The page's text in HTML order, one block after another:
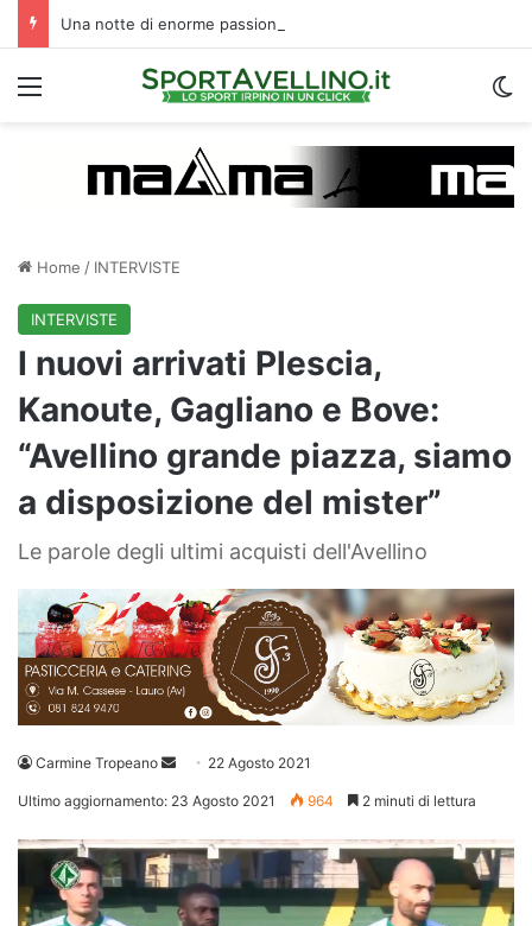
Menu
Home / INTERVISTE
INTERVISTE
I nuovi arrivati Plescia,
Kanoute, Gagliano e Bove:
“Avellino grande piazza, siamo
a disposizione del mister”
Le parole degli ultimi acquisti dell'Avellino
Carmine Tropeano
Invia 22 Agosto 2021
Ultimo aggiornamento: 23 Agosto 2021 964 2 minuti di lettura